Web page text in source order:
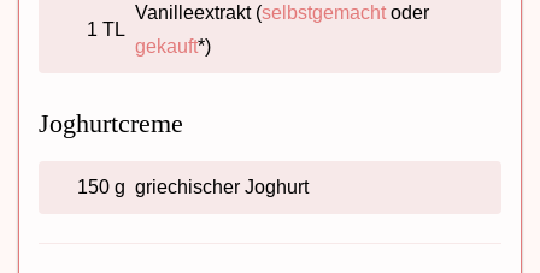
1 TL
Vanilleextrakt (selbstgemacht oder
gekauft*)
Joghurtcreme
150 g griechischer Joghurt